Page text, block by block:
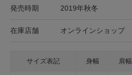
発売時期 2019年秋冬
在庫店舗 オンラインショップ
サイズ表記 身幅 肩幅